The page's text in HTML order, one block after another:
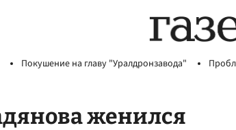
Покушение на главу "Уралдронзавода"
женился